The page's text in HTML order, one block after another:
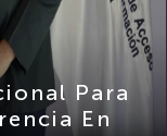
Para
En
CSSP